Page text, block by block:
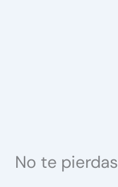
No te pierdas